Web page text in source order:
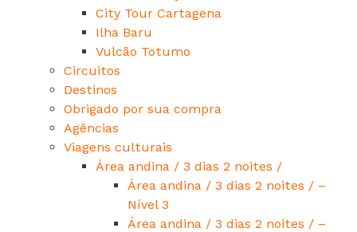
City Tour Cartagena
Ilha Baru
Vulcão Totumo
Circuitos
Destinos
Obrigado por sua compra
Agências
Viagens culturais
Área andina / 3 dias 2 noites /
Área andina / 3 dias 2 noites / –
Nível 3
Área andina / 3 dias 2 noites / –